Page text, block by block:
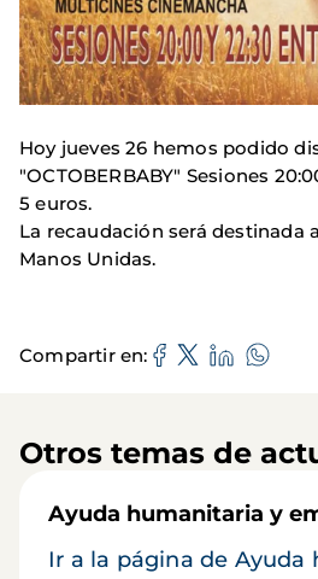
Hoy jueves 26 hemos podido
"OCTOBERBABY" Sesiones
5 euros.
La recaudación será destinada
Manos Unidas.
Compartir en
Otros temas de
Ayuda humanitaria y
Ir a la página de Ayuda